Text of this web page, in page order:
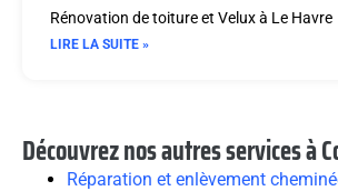
Rénovation de toiture et Velux à Le Havre
LIRE LA SUITE »
Découvrez nos autres services à
Réparation et enlèvement